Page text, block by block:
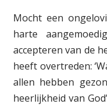
Mocht een
harte
accepteren van de
heeft overtreden:
allen hebben
heerlijkheid van